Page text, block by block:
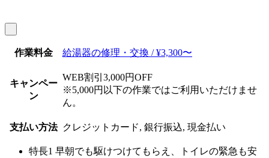
作業料金 給湯器の修理・交換 / ¥3,300〜
キャンペー
ン
WEB割引3,000円OFF
※5,000円以下の作業ではご利用いただけませ
ん。
支払い方法 クレジットカード, 銀行振込, 現金払い
特長1 早朝でも駆けつけてもらえ、トイレの緊急も安